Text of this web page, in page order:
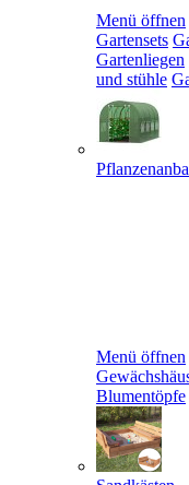
Menü öffnen
Gartensets
Gartenliegen
und stühle
Menü öffnen
Blumentöpfe